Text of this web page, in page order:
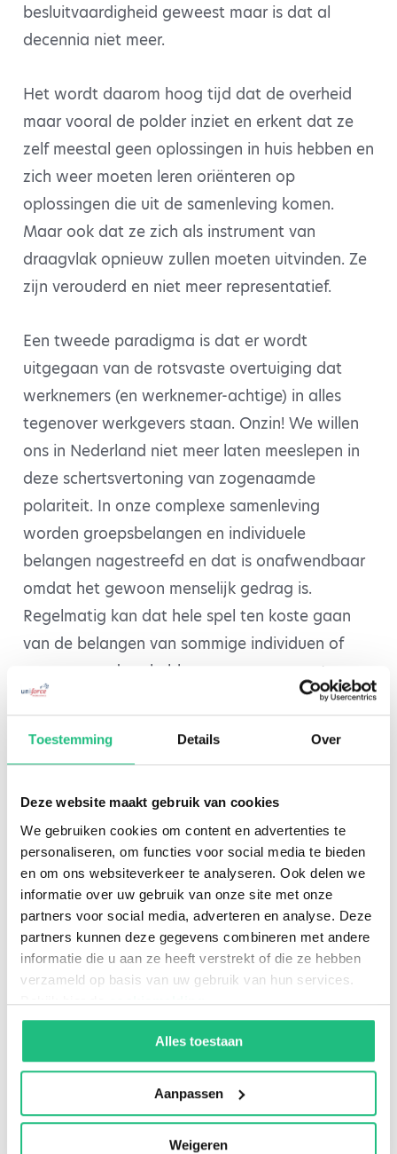
Toestemming Details Over
Deze website maakt gebruik van cookies
We gebruiken cookies om content en advertenties te
personaliseren, om functies voor social media te bieden
en om ons websiteverkeer te analyseren. Ook delen we
informatie over uw gebruik van onze site met onze
partners voor social media, adverteren en analyse. Deze
partners kunnen deze gegevens combineren met andere
informatie die u aan ze heeft verstrekt of die ze hebben
verzameld op basis van uw gebruik van hun services.
Bekijk hier decookiemelding.
Alles toestaan
Aanpassen
Weigeren
besluitvaardigheid geweest maar is dat al
decennia niet meer.
Het wordt daarom hoog tijd dat de overheid
maar vooral de polder inziet en erkent dat ze
zelf meestal geen oplossingen in huis hebben en
zich weer moeten leren oriënteren op
oplossingen die uit de samenleving komen.
Maar ook dat ze zich als instrument van
draagvlak opnieuw zullen moeten uitvinden. Ze
zijn verouderd en niet meer representatief.
Een tweede paradigma is dat er wordt
uitgegaan van de rotsvaste overtuiging dat
werknemers (en werknemer-achtige) in alles
tegenover werkgevers staan. Onzin! We willen
ons in Nederland niet meer laten meeslepen in
deze schertsvertoning van zogenaamde
polariteit. In onze complexe samenleving
worden groepsbelangen en individuele
belangen nagestreefd en dat is onafwendbaar
omdat het gewoon menselijk gedrag is.
Regelmatig kan dat hele spel ten koste gaan
van de belangen van sommige individuen of
groepen en daar hebben we een vangnet voor
nodig. Een activerend en solidair vangnet voor
kan niet anders dan uit de productiviteit van de
daaraan moeten zowel werkgevers als
werkenden bijdragen. Daarvoor is allang alle
draagvlak aanwezig.
Helpen in plaats van verbieden
of verplichten
kwetsbaren te beschermen maar niet om met
allerlei verboden en geboden, zogenaamde
hulp te bieden tegen wil en dank. De overheid
kan zich beter beperken tot het zorgen voor